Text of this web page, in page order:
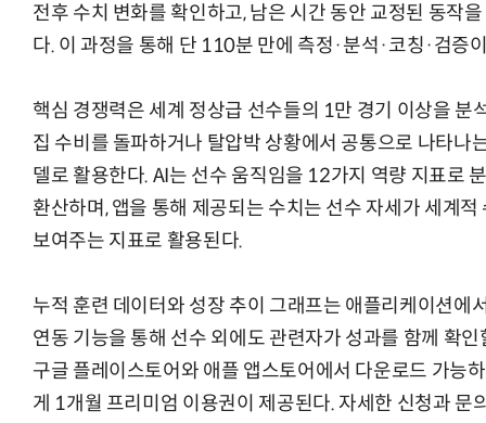
전후 수치 변화를 확인하고, 남은 시간 동안 교정된 동작
다. 이 과정을 통해 단 110분 만에 측정·분석·코칭·검증
핵심 경쟁력은 세계 정상급 선수들의 1만 경기 이상을 분
집 수비를 돌파하거나 탈압박 상황에서 공통으로 나타나
델로 활용한다. AI는 선수 움직임을 12가지 역량 지표로
환산하며, 앱을 통해 제공되는 수치는 선수 자세가 세계
보여주는 지표로 활용된다.
누적 훈련 데이터와 성장 추이 그래프는 애플리케이션에
연동 기능을 통해 선수 외에도 관련자가 성과를 함께 확
구글 플레이스토어와 애플 앱스토어에서 다운로드 가능
게 1개월 프리미엄 이용권이 제공된다. 자세한 신청과 문